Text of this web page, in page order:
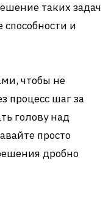
таких задач
способности и
чтобы не
процесс шаг за
голову над
просто
дробно